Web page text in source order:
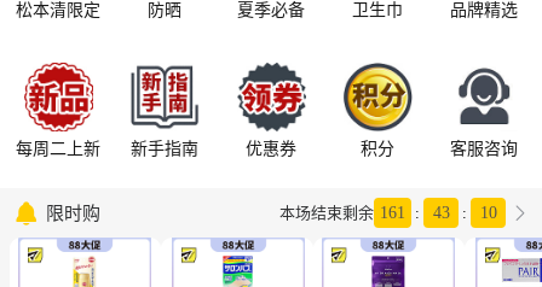
松本清限定 防晒 夏季必备 卫生巾 品牌精选
每周二上新 新手指南 优惠券 积分 客服咨询
 限时购 本场结束剩余 161 : 43 : 10 